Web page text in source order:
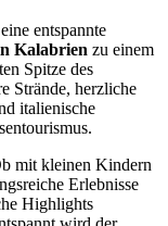
entspannte
Kalabrien zu einem
Spitze des
Strände, herzliche
italienische
mit kleinen Kindern
Erlebnisse
Highlights